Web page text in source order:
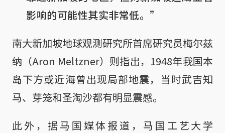
影响的可能性其实非常低。”
南大新加坡地球观测研究所首席研究员梅尔兹
纳（Aron Meltzner）则指出，1948年我国本
岛下方或近海曾出现局部地震，当时武吉知
马、芽笼和圣淘沙都有明显震感。
此外，据马国媒体报道，马国工艺大学